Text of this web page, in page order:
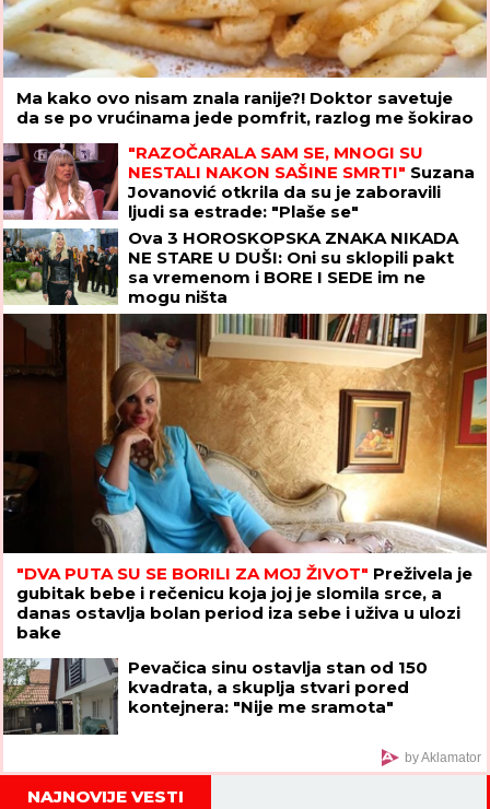
Ma kako ovo nisam znala ranije?! Doktor savetuje
da se po vrućinama jede pomfrit, razlog me šokirao
"RAZOČARALA SAM SE, MNOGI SU
NESTALI NAKON SAŠINE SMRTI" Suzana
Jovanović otkrila da su je zaboravili
ljudi sa estrade: "Plaše se"
Ova 3 HOROSKOPSKA ZNAKA NIKADA
NE STARE U DUŠI: Oni su sklopili pakt
sa vremenom i BORE I SEDE im ne
mogu ništa
"DVA PUTA SU SE BORILI ZA MOJ ŽIVOT" Preživela je
gubitak bebe i rečenicu koja joj je slomila srce, a
danas ostavlja bolan period iza sebe i uživa u ulozi
bake
Pevačica sinu ostavlja stan od 150
kvadrata, a skuplja stvari pored
kontejnera: "Nije me sramota"
by Aklamator
NAJNOVIJE VESTI